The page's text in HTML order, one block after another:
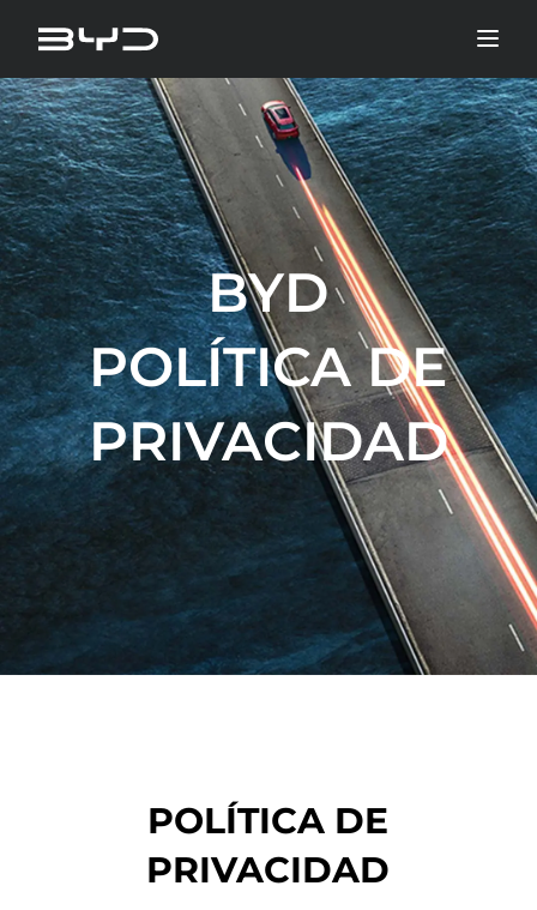
BYD
POLÍTICA DE
PRIVACIDAD
POLÍTICA DE
PRIVACIDAD